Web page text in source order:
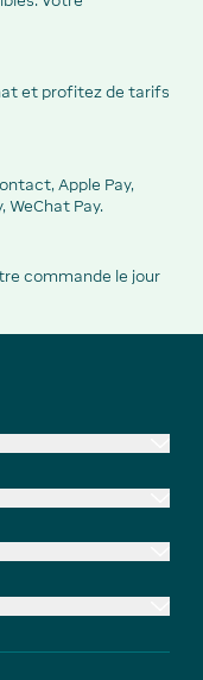
et profitez de tarifs
Apple Pay,
WeChat Pay.
commande le jour